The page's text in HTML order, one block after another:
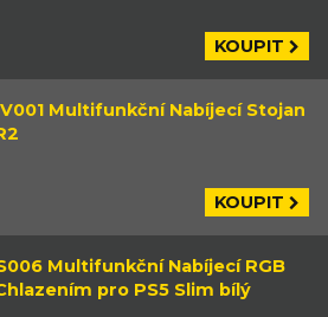
KOUPIT
Multifunkční Nabíjecí Stojan
KOUPIT
Multifunkční Nabíjecí RGB
pro PS5 Slim bílý